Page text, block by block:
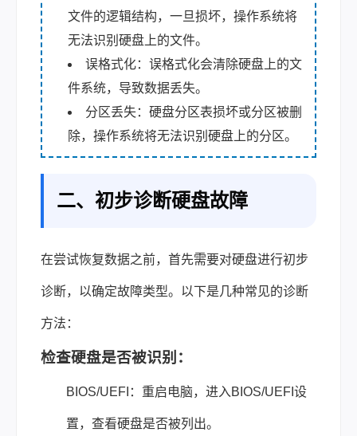
文件的逻辑结构，一旦损坏，操作系统将
无法识别硬盘上的文件。
误格式化：误格式化会清除硬盘上的文
件系统，导致数据丢失。
分区丢失：硬盘分区表损坏或分区被删
除，操作系统将无法识别硬盘上的分区。
二、初步诊断硬盘故障
在尝试恢复数据之前，首先需要对硬盘进行初步
诊断，以确定故障类型。以下是几种常见的诊断
方法：
检查硬盘是否被识别：
BIOS/UEFI：重启电脑，进入BIOS/UEFI设
置，查看硬盘是否被列出。